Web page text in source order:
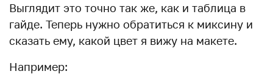
Выглядит это точно так же, как и таблица в
гайде. Теперь нужно обратиться к миксину и
сказать ему, какой цвет я вижу на макете.
Например: